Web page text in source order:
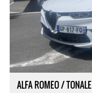
ALFA ROMEO / TONALE